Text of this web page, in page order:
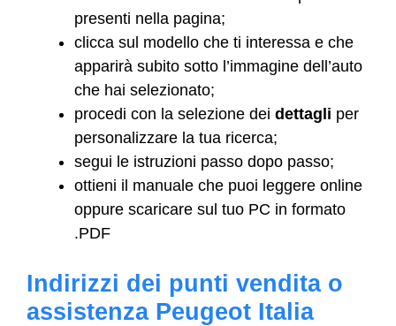
presenti nella pagina;
clicca sul modello che ti interessa e che
apparirà subito sotto l’immagine dell’auto
che hai selezionato;
procedi con la selezione dei dettagli per
personalizzare la tua ricerca;
segui le istruzioni passo dopo passo;
ottieni il manuale che puoi leggere online
oppure scaricare sul tuo PC in formato
.PDF
Indirizzi dei punti vendita o
assistenza Peugeot Italia